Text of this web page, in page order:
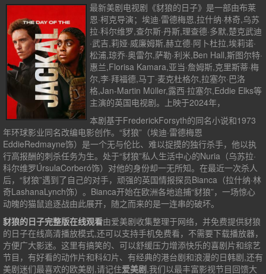
最新美剧电视剧《豺狼的日子》是一部由布莱
恩·柯克导演；埃迪·雷德梅恩,拉什纳·林奇,乌苏
拉·科尔维罗,查尔斯·丹斯,理查德·多默,楚克武迪
·武吉,莉娅·威廉姆斯,赫立德·阿卜杜拉,埃莉诺·
松浦,琼乔·奥雷尔,萨勒·利米,Ben Hall,斯图尔特·
惠兰,Florisa Kamara,亚当·詹姆斯,克里斯蒂·梅
尔,李·拜福德,马丁·麦克杜格尔,拉塞尔·巴洛
格,Jan-Martin Müller,露西·拉塞尔,Eddie Elks等
主演的英国电视剧。上映于2024年，
本剧基于FrederickForsyth的同名小说和1973
年环球影业同名改编电影创作。“豺狼”（埃迪·雷德梅恩
EddieRedmayne饰）是一个无与伦比、难以捉摸的独行杀手，他以执
行高报酬的刺杀任务为生。处于“豺狼”私人生活中心的Nuria（乌苏拉·
科尔维罗ÚrsulaCorberó饰）对他的身份却一无所知。在最近一次杀人
后，“豺狼”遇到了自己的对手，顽强的英国情报探员Bianca（拉什纳·林
奇LashanaLynch饰）。Bianca开始在欧洲各地追捕“豺狼”，一场惊心
动魄的猫鼠追逐战由此展开，随之而来的是一连串的破坏。
豺狼的日子完整版在线观看由爱美剧收集整理于网络，并免费提供豺狼
的日子在线高清播放模式,还可以支持手机免费看，不需要下载播放器，
方便广大影迷。这里有搞笑的、可以舒缓压力增添快乐的喜剧片和综艺
节目，有好看的动作片和科幻片、有经典的港台剧和浪漫的日韩剧,还有
美剧迷们最喜欢的欧美剧,请记住爱美剧,我们以最丰富影视节目回馈大